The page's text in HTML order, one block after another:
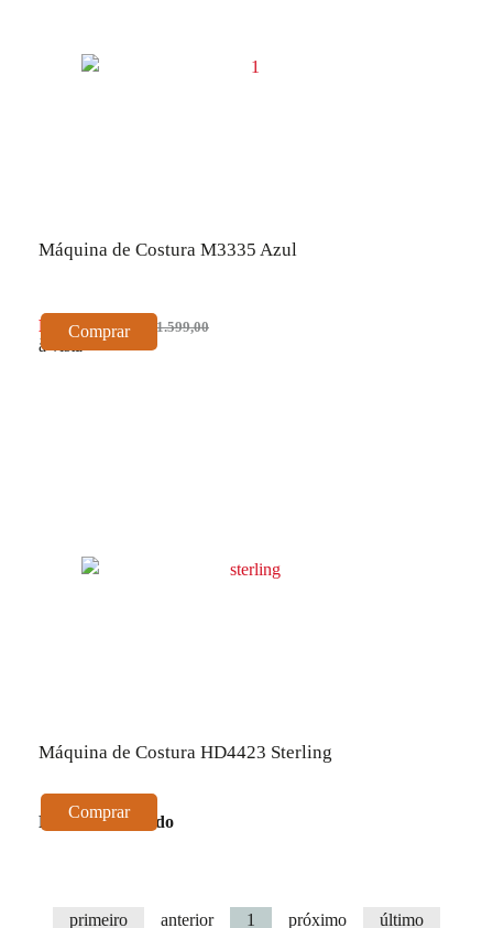
Máquina de Costura M3335 Azul
R$ 1.439,10 R$ 1.599,00
à vista
Comprar
Máquina de Costura HD4423 Sterling
Produto Esgotado
Comprar
primeiro anterior 1 próximo último